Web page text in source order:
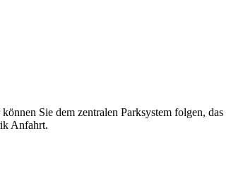
Sie dem zentralen Parksystem folgen, das
Anfahrt.